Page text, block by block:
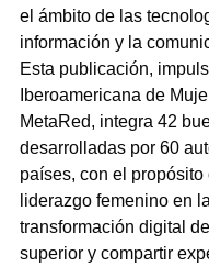
el ámbito de las
información y la
Esta publicación,
Iberoamericana de
MetaRed, integra 42
desarrolladas por 60
países, con el propósito
liderazgo femenino en la
transformación digital
superior y compartir